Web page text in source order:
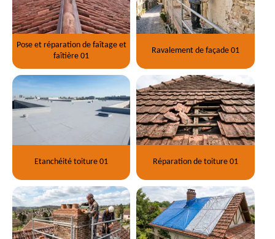
Pose et réparation de faîtage et
faîtière 01
Ravalement de façade 01
Etanchéité toiture 01 Réparation de toiture 01